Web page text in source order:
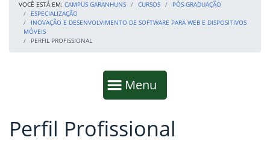
VOCÊ ESTÁ EM: CAMPUS GARANHUNS CURSOS
PÓS-GRADUAÇÃO
ESPECIALIZAÇÃO
INOVAÇÃO E DESENVOLVIMENTO DE SOFTWARE PARA WEB E DISPOSITIVOS
MÓVEIS
PERFIL PROFISSIONAL
Mostrar
Menu
Fim da navegação
Início do conteúdo
Perfil Profissional